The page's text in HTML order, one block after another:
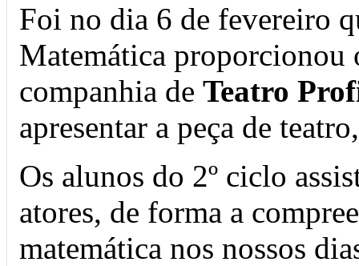
Foi no dia 6 de fevereiro
Matemática proporcionou
companhia de Teatro
apresentar a peça de
Os alunos do 2º ciclo
atores, de forma a
matemática nos nossos